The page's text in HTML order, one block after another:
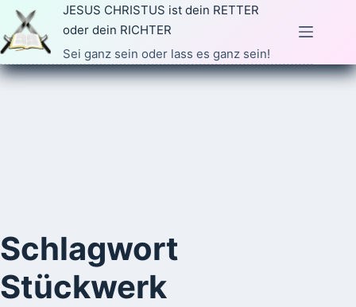
Zum
Inhalt
springen
JESUS CHRISTUS ist dein RETTER
oder dein RICHTER
Sei ganz sein oder lass es ganz sein!
Schlagwort
Stückwerk